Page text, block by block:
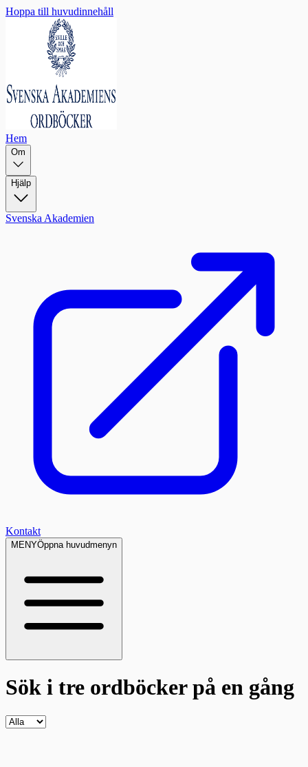
Hoppa till huvudinnehåll
Hem
Om
Hjälp
Svenska Akademien
Kontakt
MENYÖppna huvudmenyn
Sök i tre ordböckerpå en gång